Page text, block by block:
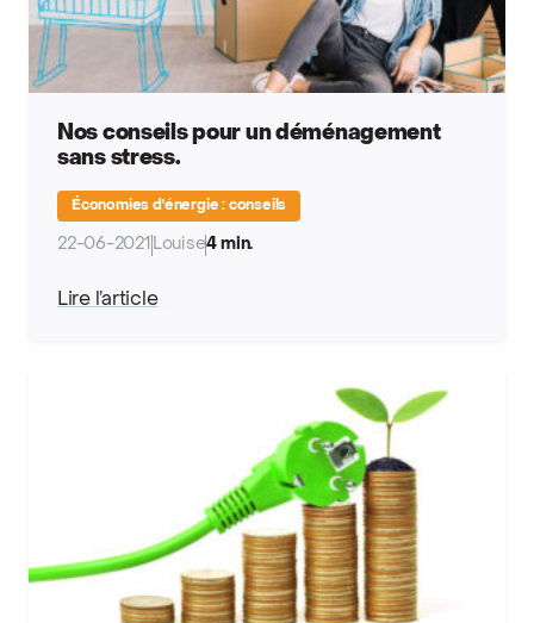
Nos conseils pour un déménagement
sans stress.
Économies d'énergie : conseils
22-06-2021 Louise4 min.
Lire l’article